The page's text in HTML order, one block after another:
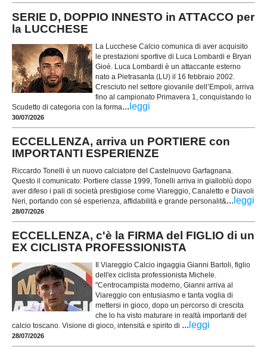
SERIE D, DOPPIO INNESTO in ATTACCO per
la LUCCHESE
La Lucchese Calcio comunica di aver acquisito
le prestazioni sportive di Luca Lombardi e Bryan
Gioè. Luca Lombardi è un attaccante esterno
nato a Pietrasanta (LU) il 16 febbraio 2002.
Cresciuto nel settore giovanile dell’Empoli, arriva
fino al campionato Primavera 1, conquistando lo
Scudetto di categoria con la forma... leggi
30/07/2026
ECCELLENZA, arriva un PORTIERE con
IMPORTANTI ESPERIENZE
Riccardo Tonelli è un nuovo calciatore del Castelnuovo Garfagnana.
Questo il comunicato: Portiere classe 1999, Tonelli arriva in gialloblù dopo
aver difeso i pali di società prestigiose come Viareggio, Canaletto e Diavoli
Neri, portando con sé esperienza, affidabilità e grande personalit&... leggi
28/07/2026
ECCELLENZA, c'è la FIRMA del FIGLIO di un
EX CICLISTA PROFESSIONISTA
Il Viareggio Calcio ingaggia Gianni Bartoli, figlio
dell'ex ciclista professionista Michele.
"Centrocampista moderno, Gianni arriva al
Viareggio con entusiasmo e tanta voglia di
mettersi in gioco, dopo un percorso di crescita
che lo ha visto maturare in realtà importanti del
calcio toscano. Visione di gioco, intensità e spirito di ... leggi
28/07/2026